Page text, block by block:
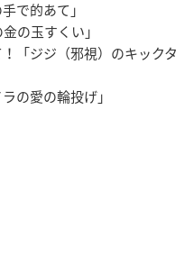
で的あて」
の玉すくい」
「ジジ（邪視）のキックタ
の愛の輪投げ」